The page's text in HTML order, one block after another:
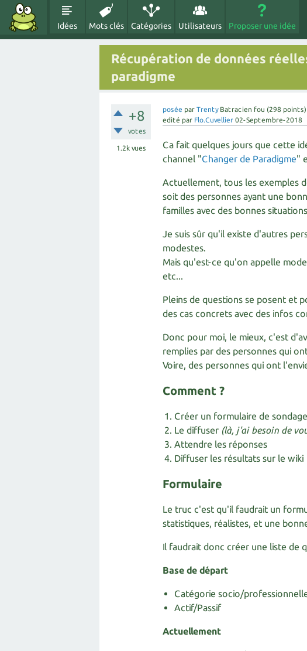
Idées Mots clés Catégories Utilisateurs Proposer une idée
Récupération de données
paradigme
+8
votes
1.2kvues
posée par Trenty Batracien fou (298 points)
edité par Flo.Cuvellier 02-Septembre-2018
Ca fait quelques jours que cette
channel "Changer de Paradigme"
Actuellement, tous les exemples
soit des personnes ayant une
familles avec des bonnes
Je suis sûr qu'il existe d'autres
modestes.
Mais qu'est-ce qu'on appelle
etc...
Pleins de questions se posent et
des cas concrets avec des infos
Donc pour moi, le mieux, c'est
remplies par des personnes qui
Voire, des personnes qui ont
Comment ?​
Créer un formulaire de
Le diffuser (là, j'ai besoin de
Attendre les réponses
Diffuser les résultats sur le wiki
Formulaire
Le truc c'est qu'il faudrait un
statistiques, réalistes, et une
Il faudrait donc créer une liste de
Base de départ
Catégorie socio/
Actif/Passif
Actuellement